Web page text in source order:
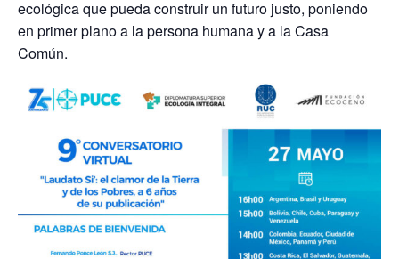
ecológica que pueda construir un futuro justo, poniendo
en primer plano a la persona humana y a la Casa
Común.